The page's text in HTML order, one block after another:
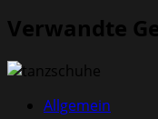
Verwandte
Allgemein